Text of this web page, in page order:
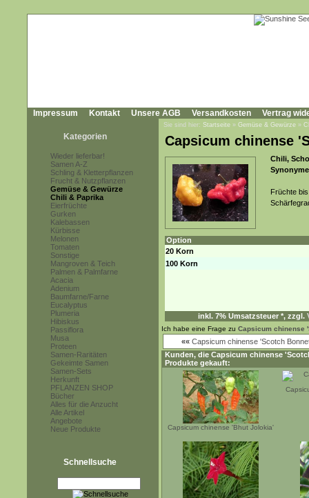
Impressum Kontakt Unsere AGB Versandkosten Vertrag
Kategorien
Wieder lieferbar!
Samen A-Z
Schling & Kletterpflanzen
Frucht & Nutzpflanzen
Gemüse & Gewürze
Chili & Paprika
Eierfrüchte
Gurken
Kalebassen
Kürbisse
Melonen
Tomaten
Sonstige
Mangroven & Teich
Palmen & Palmfarne
Acacia
Adenium
Baumfarne/Farne
Eucalyptus
Plumeria
Hibiskus
Passiflora
Musa
Proteen
Samen-Raritäten
Gekeimte Samen
Samen-Sets
Herkunft
PFLANZEN SHOP
Bücher
Alles für die Anzucht
Alle Artikel
Angebote
Neue Produkte
Schnellsuche
Sie sind hier: Startseite » Gemüse & Gewürze »
Capsicum chinense
Chili,
Früchte
Option
20 Korn
100 Korn
inkl. 7% Umsatzsteuer *, zzgl.
Ich habe eine Frage zu Capsicum chinense
«« Capsicum chinense 'Scotch
Kunden, die Capsicum chinense
Produkte gekauft:
Capsicum chinense 'Bhut Jolokia'